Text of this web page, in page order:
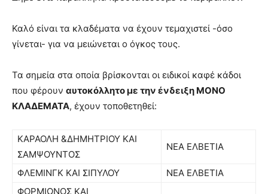
Καλό είναι τα κλαδέματα να έχουν τεμαχιστεί -όσο
γίνεται- για να μειώνεται ο όγκος τους.
Τα σημεία στα οποία βρίσκονται οι ειδικοί καφέ κάδοι
που φέρουν αυτοκόλλητο με την ένδειξη ΜΟΝΟ
ΚΛΑΔΕΜΑΤΑ, έχουν τοποθετηθεί:
ΚΑΡΑΟΛΗ &ΔΗΜΗΤΡΙΟΥ ΚΑΙ
ΣΑΜΨΟΥΝΤΟΣ
ΝΕΑ ΕΛΒΕΤΙΑ
ΦΛΕΜΙΝΓΚ ΚΑΙ ΣΙΠΥΛΟΥ
ΝΕΑ ΕΛΒΕΤΙΑ
ΦΟΡΜΙΩΝΟΣ ΚΑΙ